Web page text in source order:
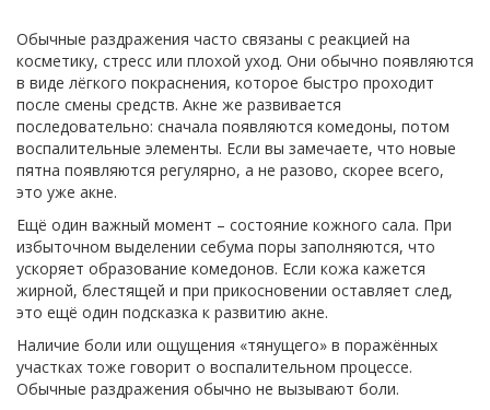
Обычные раздражения часто связаны с реакцией на
косметику, стресс или плохой уход. Они обычно появляются
в виде лёгкого покраснения, которое быстро проходит
после смены средств. Акне же развивается
последовательно: сначала появляются комедоны, потом
воспалительные элементы. Если вы замечаете, что новые
пятна появляются регулярно, а не разово, скорее всего,
это уже акне.
Ещё один важный момент – состояние кожного сала. При
избыточном выделении себума поры заполняются, что
ускоряет образование комедонов. Если кожа кажется
жирной, блестящей и при прикосновении оставляет след,
это ещё один подсказка к развитию акне.
Наличие боли или ощущения «тянущего» в поражённых
участках тоже говорит о воспалительном процессе.
Обычные раздражения обычно не вызывают боли.